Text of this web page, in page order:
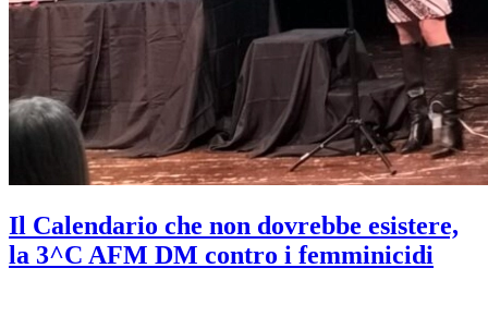
Il Calendario che non dovrebbe esistere,
la 3^C AFM DM contro i femminicidi